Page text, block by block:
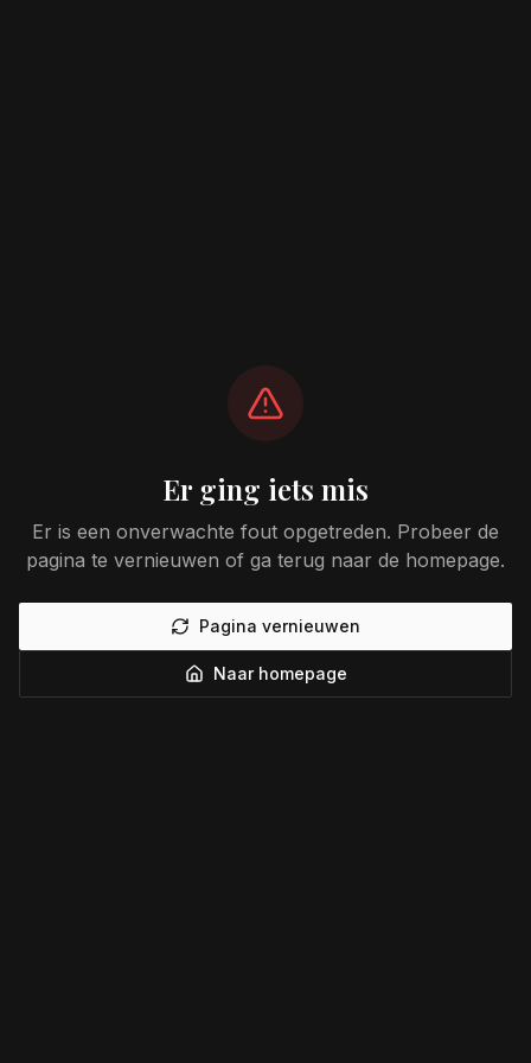
Er ging iets mis
Er is een onverwachte fout opgetreden. Probeer de
pagina te vernieuwen of ga terug naar de homepage.
Pagina vernieuwen
Naar homepage